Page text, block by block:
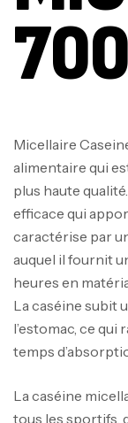
Micellaire
alimentaire qui
plus haute
efficace qui
caractérise par
auquel il fournit
heures en
La caséine subit
l’estomac, ce
temps
La caséine
tous les sportifs,